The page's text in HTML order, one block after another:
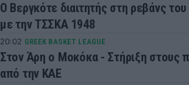
Ο Βεργκότε διαιτητής στη ρεβάνς
με την ΤΣΣΚΑ 1948
20:02 GREEK BASKET LEAGUE
Στον Άρη ο Μοκόκα - Στήριξη στους
από την ΚΑΕ